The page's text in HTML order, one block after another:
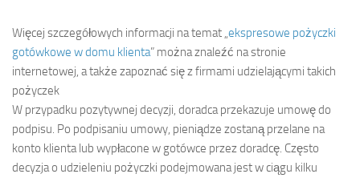
Więcej szczegółowych informacji na temat „ekspresowe pożyczki
gotówkowe w domu klienta” można znaleźć na stronie
internetowej, a także zapoznać się z firmami udzielającymi takich
pożyczek
W przypadku pozytywnej decyzji, doradca przekazuje umowę do
podpisu. Po podpisaniu umowy, pieniądze zostaną przelane na
konto klienta lub wypłacone w gotówce przez doradcę. Często
decyzja o udzieleniu pożyczki podejmowana jest w ciągu kilku